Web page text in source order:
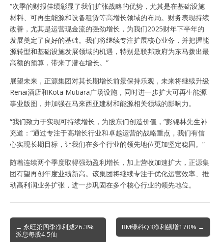
“次季的财报佳绩彰显了我们扩张战略的优势，尤其是在基础设施
材料、可再生能源和设备租赁等高增长领域的布局。财务表现持续
改善，尤其是运营现金流的强劲增长，为我们2025财年下半年的
发展奠定了良好的基础。我们将继续专注扩展核心业务，并把握能
源转型和基础设施发展领域的机遇，特别是联邦政府为东马拨出最
高额的预算，带来了潜在增长。”
展望未来，正源集团对其长期增长前景保持乐观，未来将继续升级
Renai酒店和Kota Mutiara广场设施，同时进一步扩大可再生能源
事业版图，并加强在马来西亚建材和能源相关领域的影响力。
“我们致力于实现可持续增长，为股东们创造价值，”彭锦林先生补
充道：“通过专注于高增长行业和卓越运营的战略重点，我们有信
心实现长期目标，让我们在多个行业的领先地位更加坚定稳固。”
随着连续两个季度取得强劲盈利增长，加上营收加速扩大，正源集
团有望再创年度业绩新高。该集团将继续专注于优化运营效率、推
动高利润业务扩张，进一步巩固在多个核心行业的领先地位。
Post
navigation
← 永旺第四季净利减26.3%
派息每股4.5仙
BM绿科Q3净利飊增170% →